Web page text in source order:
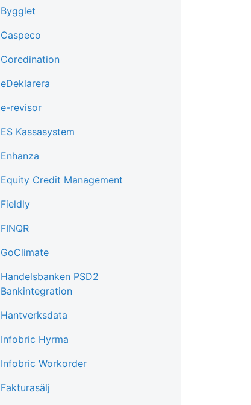
Bygglet
Caspeco
Coredination
eDeklarera
e-revisor
ES Kassasystem
Enhanza
Equity Credit Management
Fieldly
FINQR
GoClimate
Handelsbanken PSD2
Bankintegration
Hantverksdata
Infobric Hyrma
Infobric Workorder
Fakturasälj